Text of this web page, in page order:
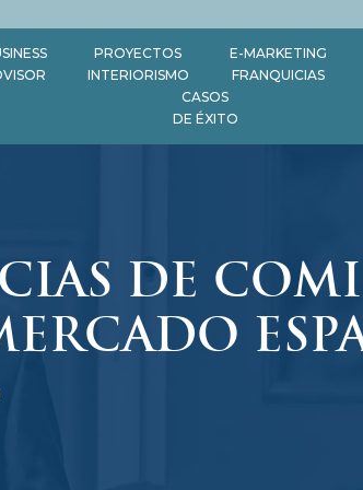
PROYECTOS
INTERIORISMO
E-MARKETING
FRANQUICIAS
CASOS
DE ÉXITO
DE